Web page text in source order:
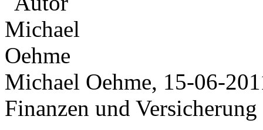
Michael Oehme, 15-06-
Finanzen und Versicherung